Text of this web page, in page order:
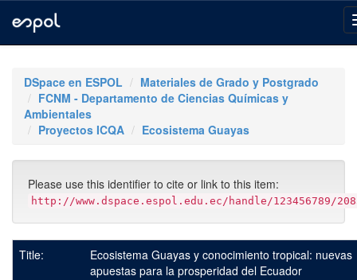
navigationDSpace en ESPOL
Materiales de Grado y Postgrado
FCNM - Departamento de Ciencias Químicas y
Ambientales
Proyectos ICQA
Ecosistema Guayas
Please use this identifier to cite or link to this item:
http://www.dspace.espol.edu.ec/handle/123456789/
Title:
Ecosistema Guayas y conocimiento tropical: nuevas
apuestas para la prosperidad del Ecuador